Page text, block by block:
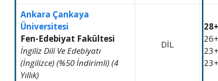
Ankara Çankaya
Üniversitesi
Fen-Edebiyat Fakültesi
İngiliz Dili Ve Edebiyatı
(İngilizce) (%50 İndirimli) (4
Yıllık)
DİL